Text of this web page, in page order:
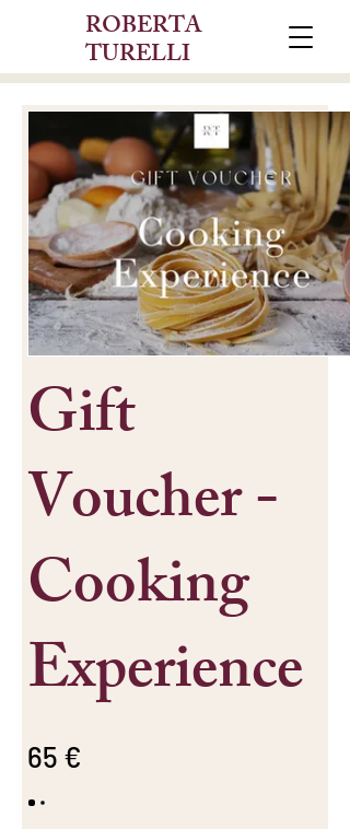
ROBERTA
TURELLI
Gift
Voucher -
Cooking
Experience
65 €